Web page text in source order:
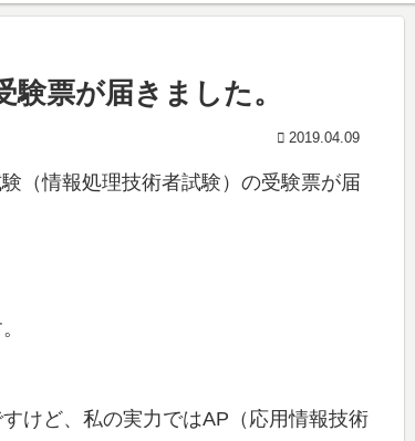
票が届きました。
2019.04.09
（情報処理技術者試験）の受験票が届
けど、私の実力ではAP（応用情報技術